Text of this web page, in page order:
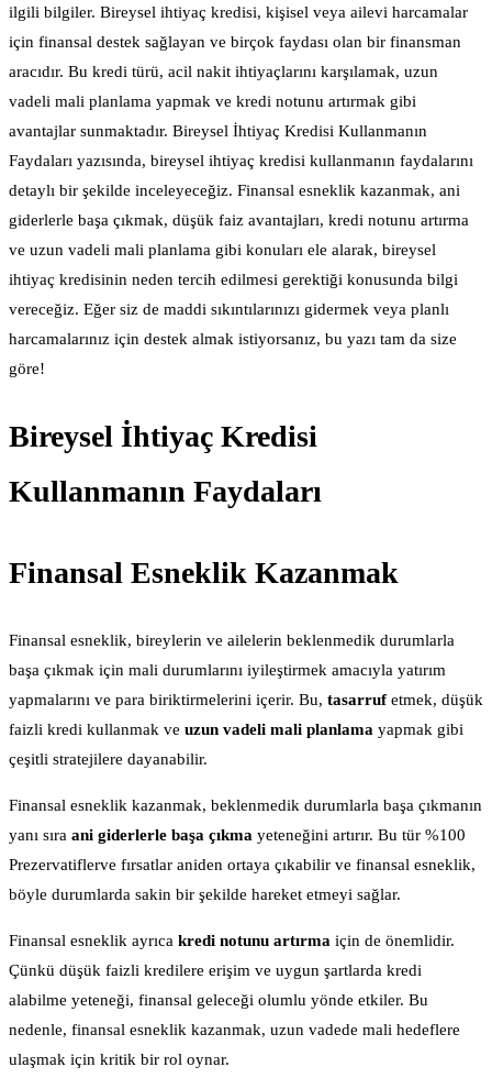
ilgili bilgiler. Bireysel ihtiyaç kredisi, kişisel veya ailevi harcamalar
için finansal destek sağlayan ve birçok faydası olan bir finansman
aracıdır. Bu kredi türü, acil nakit ihtiyaçlarını karşılamak, uzun
vadeli mali planlama yapmak ve kredi notunu artırmak gibi
avantajlar sunmaktadır. Bireysel İhtiyaç Kredisi Kullanmanın
Faydaları yazısında, bireysel ihtiyaç kredisi kullanmanın faydalarını
detaylı bir şekilde inceleyeceğiz. Finansal esneklik kazanmak, ani
giderlerle başa çıkmak, düşük faiz avantajları, kredi notunu artırma
ve uzun vadeli mali planlama gibi konuları ele alarak, bireysel
ihtiyaç kredisinin neden tercih edilmesi gerektiği konusunda bilgi
vereceğiz. Eğer siz de maddi sıkıntılarınızı gidermek veya planlı
harcamalarınız için destek almak istiyorsanız, bu yazı tam da size
göre!
Bireysel İhtiyaç Kredisi
Kullanmanın Faydaları
Finansal Esneklik Kazanmak
Finansal esneklik, bireylerin ve ailelerin beklenmedik durumlarla
başa çıkmak için mali durumlarını iyileştirmek amacıyla yatırım
yapmalarını ve para biriktirmelerini içerir. Bu, tasarrufetmek, düşük
faizli kredi kullanmak ve uzun vadeli mali planlama yapmak gibi
çeşitli stratejilere dayanabilir.
Finansal esneklik kazanmak, beklenmedik durumlarla başa çıkmanın
yanı sıra ani giderlerle başa çıkma yeteneğini artırır. Bu tür %100
Prezervatiflerve fırsatlar aniden ortaya çıkabilir ve finansal esneklik,
böyle durumlarda sakin bir şekilde hareket etmeyi sağlar.
Finansal esneklik ayrıca kredi notunu artırma için de önemlidir.
Çünkü düşük faizli kredilere erişim ve uygun şartlarda kredi
alabilme yeteneği, finansal geleceği olumlu yönde etkiler. Bu
nedenle, finansal esneklik kazanmak, uzun vadede mali hedeflere
ulaşmak için kritik bir rol oynar.